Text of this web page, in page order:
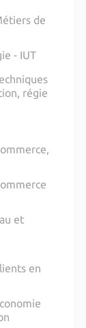
de
- IUT
régie
et
en